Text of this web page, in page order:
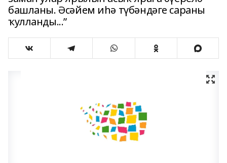
башланы. Әсәйем иһә түбәндәге сараны
ҡулланды...”